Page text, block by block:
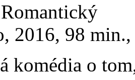
2016, 98
komédia o